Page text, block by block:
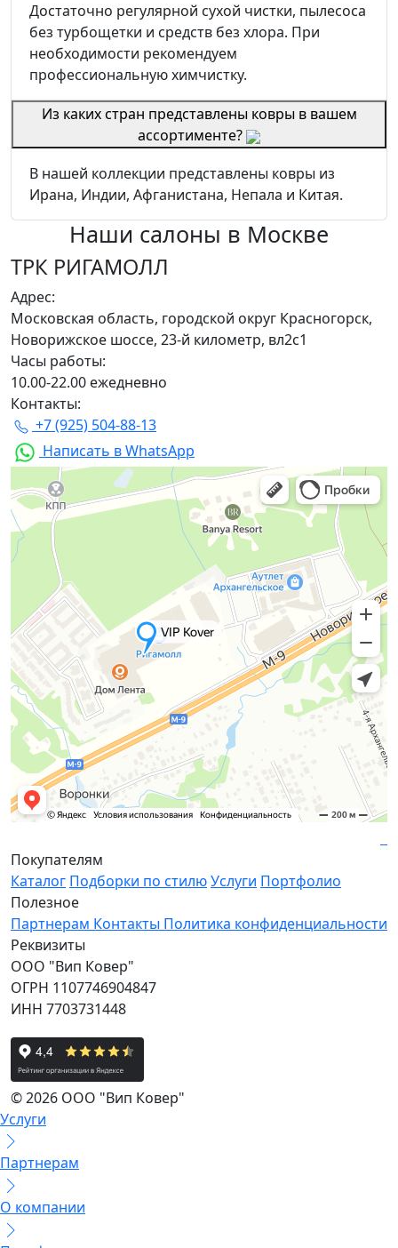
Достаточно регулярной сухой чистки, пылесоса
без турбощетки и средств без хлора. При
необходимости рекомендуем
профессиональную химчистку.
Из каких стран представлены ковры в вашем
ассортименте?
В нашей коллекции представлены ковры из
Ирана, Индии, Афганистана, Непала и Китая.
Наши салоны в Москве
ТРК РИГАМОЛЛ
Адрес:
Московская область, городской округ Красногорск,
Новорижское шоссе, 23-й километр, вл2с1
Часы работы:
10.00-22.00 ежедневно
Контакты:
+7 (925) 504-88-13
Написать в WhatsApp
Покупателям
Каталог Подборки по стилюУслуги Портфолио
Полезное
Партнерам Контакты Политика конфиденциальности
Реквизиты
ООО "Вип Ковер"
ОГРН 1107746904847
ИНН 7703731448
© 2026 ООО "Вип Ковер"
Услуги
Партнерам
О компании